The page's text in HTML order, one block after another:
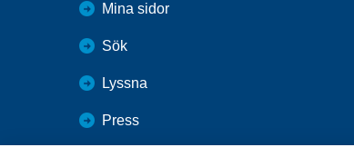
Mina sidor
Sök
Lyssna
Press